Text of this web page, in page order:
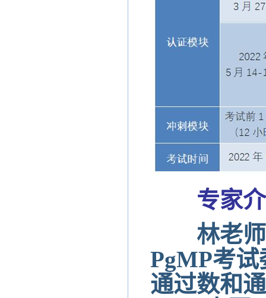
专家
林老师
PgMP考
通过数和